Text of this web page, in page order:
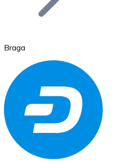
Ethereum
ETH
Braga